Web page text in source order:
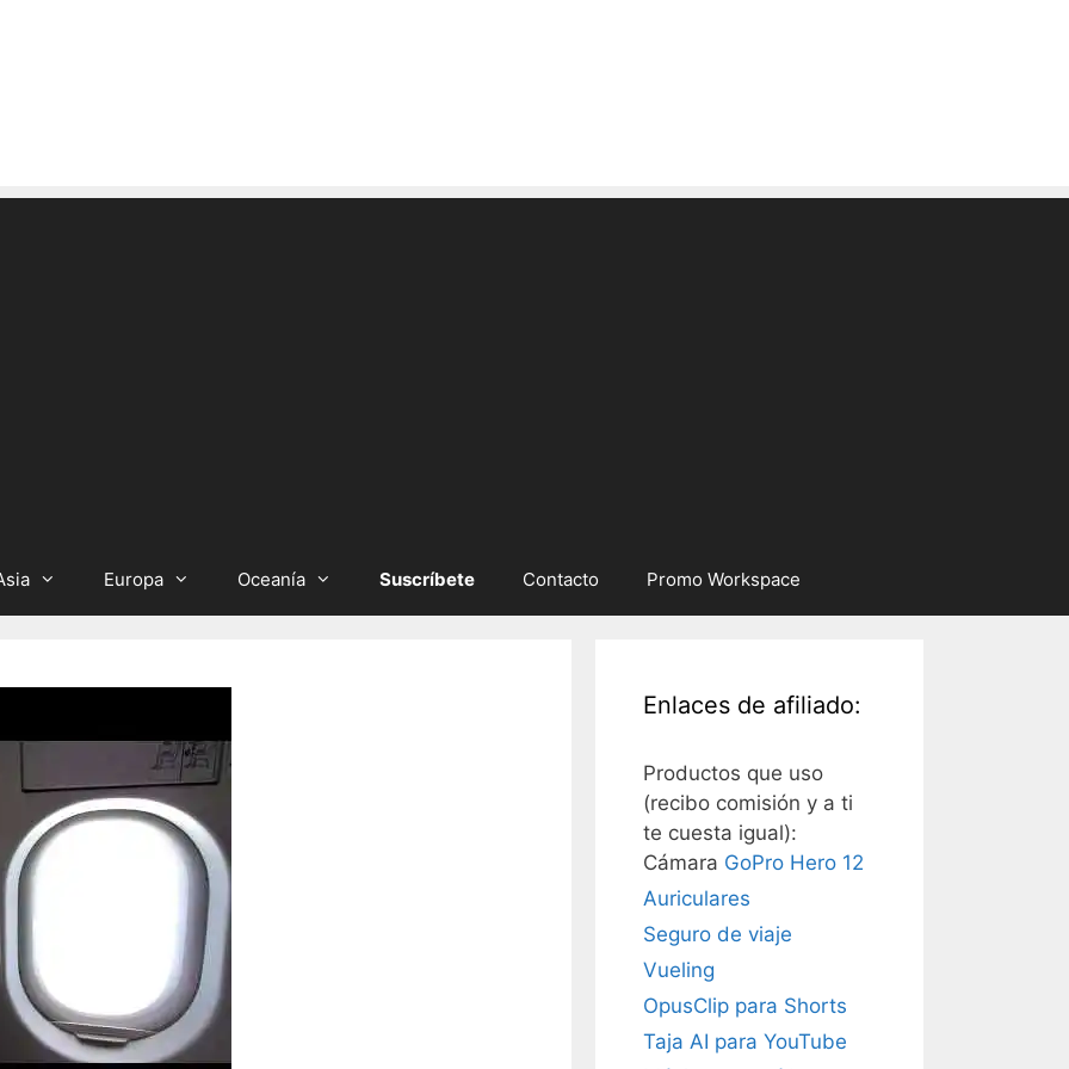
Europa Oceanía Suscríbete Contacto Promo Workspace
Enlaces de afiliado:
Productos que uso
(recibo comisión y a ti
te cuesta igual):
Cámara GoPro Hero 12
Auriculares
Seguro de viaje
Vueling
OpusClip para Shorts
Taja AI para YouTube